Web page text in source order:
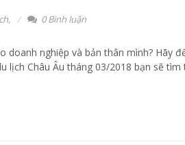
, 0 Bình luận
doanh nghiệp và bản thân mình? Hãy
lịch Châu Âu tháng 03/2018 bạn sẽ tìm